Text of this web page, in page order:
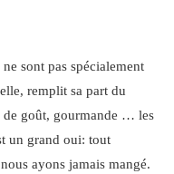
ne sont pas spécialement
remplit sa part du
de goût, gourmande … les
un grand oui: tout
ayons jamais mangé.